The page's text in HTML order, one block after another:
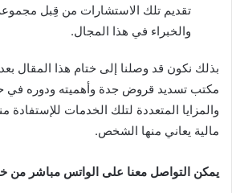
تقديم تلك الاستشارات من قِبل
والخبراء في هذا المجال.
بذلك نكون قد وصلنا إلى ختام هذا المقال
مكتب تسديد قروض جدة وأهميته ودوره في
والمزايا المتعددة لتلك الخدمات
مالية يعاني منها الشخص.
يمكن التواصل معنا على الواتس مباشر من